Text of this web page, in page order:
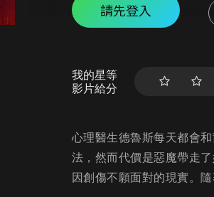
請先登入
我的星等
影片給分
心理醫生德魯斯每天都會
法，然而代價是惡魔帶走
因創傷不願面對的現實。